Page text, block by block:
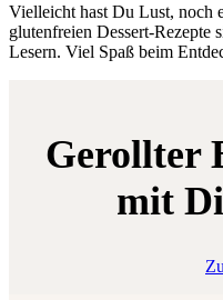
Vielleicht hast Du Lust, noch
glutenfreien Dessert-Rezepte
Lesern. Viel Spaß beim
Gerollter
mit